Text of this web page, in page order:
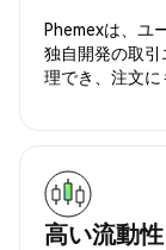
Phemexは、ユ
独自開発の取
理でき、注文に
高い流動性